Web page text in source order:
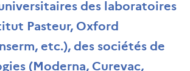
des laboratoires
Pasteur, Oxford
etc.), des sociétés de
(Moderna, Curevac,